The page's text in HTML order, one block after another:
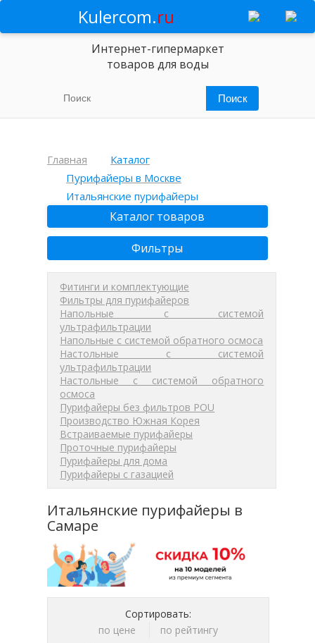
Kulercom.ru
Интернет-гипермаркет
товаров для воды
Главная
Каталог
Пурифайеры в Москве
Итальянские пурифайеры
Каталог товаров
Фильтры
Фитинги и комплектующие
Фильтры для пурифайеров
Напольные с системой
ультрафильтрации
Напольные с системой обратного осмоса
Настольные с системой
ультрафильтрации
Настольные с системой обратного
осмоса
Пурифайеры без фильтров POU
Производство Южная Корея
Встраиваемые пурифайеры
Проточные пурифайеры
Пурифайеры для дома
Пурифайеры с газацией
Итальянские пурифайеры в
Самаре
Сортировать:
по цене
по рейтингу